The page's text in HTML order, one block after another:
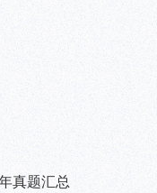
真题汇总